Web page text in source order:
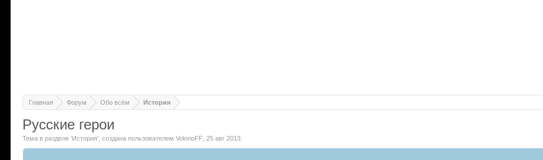
Главная Форум Обо всём История
Русские герои
Тема в разделе 'История' , создана пользователемVolonoFF ,25 авг 2013